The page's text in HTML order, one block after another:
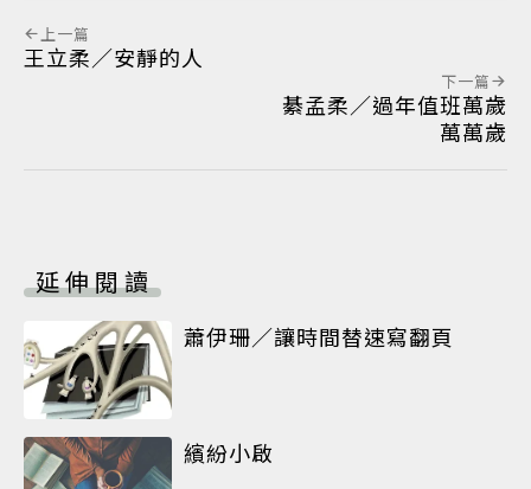
上一篇
王立柔／安靜的人
下一篇
綦孟柔／過年值班萬歲
萬萬歲
延伸閱讀
蕭伊珊／讓時間替速寫翻頁
繽紛小啟